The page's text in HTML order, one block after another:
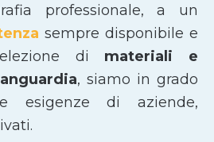
professionale, a un
sempre disponibile e
di materiali e
, siamo in grado
esigenze di aziende,